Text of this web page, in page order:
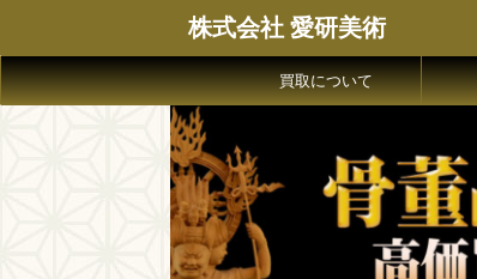
株式会社 愛研美術
買取について